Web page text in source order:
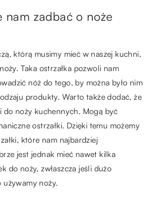
nam zadbać o noże
którą musimy mieć w naszej kuchni,
Taka ostrzałka pozwoli nam
nóż do tego, by można było nim
produkty. Warto także dodać, że
do noży kuchennych. Mogą być
ostrzałki. Dzięki temu możemy
które nam najbardziej
jest jednak mieć nawet kilka
do noży, zwłaszcza jeśli dużo
używamy noży.